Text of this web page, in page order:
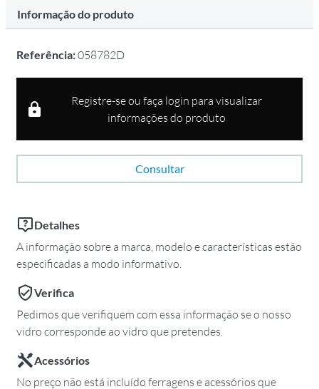
Informação do produto
Referência:058782D
Registre-se ou faça login para visualizar
informações do produto
Consultar
Detalhes
A informação sobre a marca, modelo e características estão
especificadas a modo informativo.
Verifica
Pedimos que verifiquem com essa informação se o nosso
vidro corresponde ao vidro que pretendes.
Acessórios
No preço não está incluído ferragens e acessórios que